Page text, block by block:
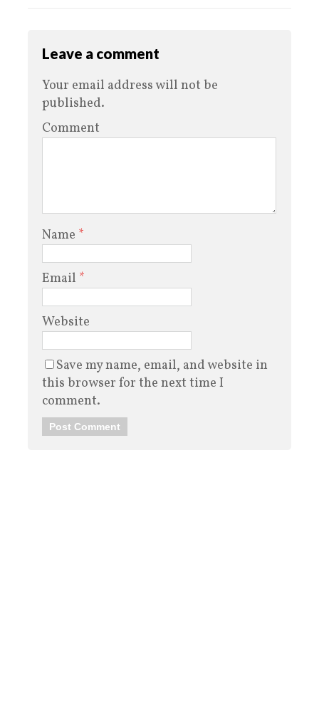
Leave a comment
Your email address will not be
published.
Comment
Name *
Email *
Website
Save my name, email, and website in
this browser for the next time I
comment.